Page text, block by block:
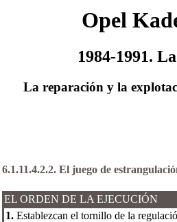
Opel
1984-1991.
La reparación y la
6.1.11.4.2.2. El juego de
EL ORDEN DE LA EJECUCIÓN
1. Establezcan el tornillo de la